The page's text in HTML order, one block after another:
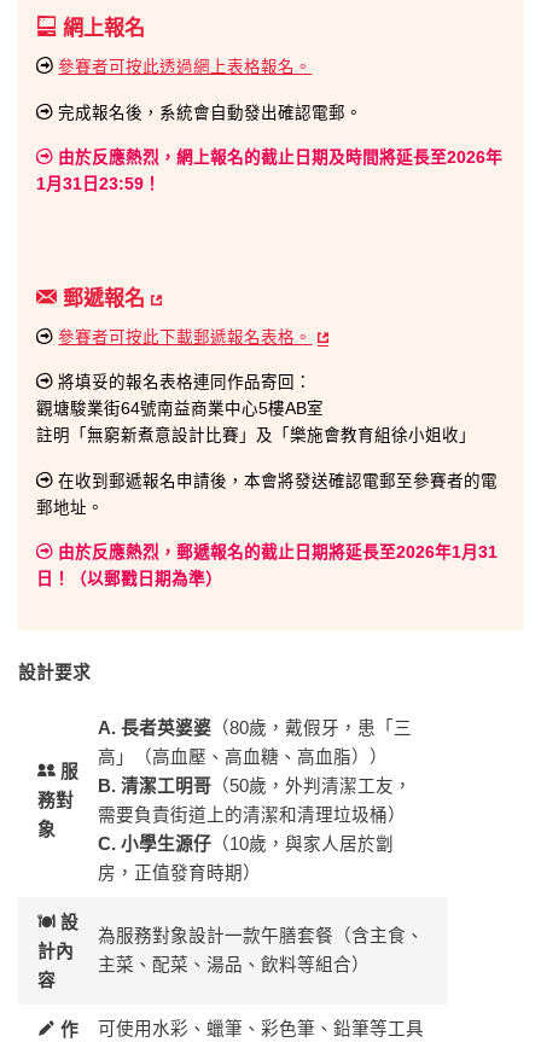
網上報名
參賽者可按此透過網上表格報名。
完成報名後，系統會自動發出確認電郵。
由於反應熱烈，網上報名的截止日期及時間將延長至2026年
1月31日23:59！
郵遞報名
參賽者可按此下載郵遞報名表格。
將填妥的報名表格連同作品寄回：
觀塘駿業街64號南益商業中心5樓AB室
註明「無窮新煮意設計比賽」及「樂施會教育組徐小姐收」
在收到郵遞報名申請後，本會將發送確認電郵至參賽者的電
郵地址。
由於反應熱烈，郵遞報名的截止日期將延長至2026年1月31
日！（以郵戳日期為準）
設計要求
服
務對
象
A. 長者英婆婆 （80歲，戴假牙，患「三
高」（高血壓、高血糖、高血脂））
B. 清潔工明哥 （50歲，外判清潔工友，
需要負責街道上的清潔和清理垃圾桶）
C. 小學生源仔 （10歲，與家人居於劏
房，正值發育時期）
設
計內
容
為服務對象設計一款午膳套餐（含主食、
主菜、配菜、湯品、飲料等組合）
作 可使用水彩、蠟筆、彩色筆、鉛筆等工具